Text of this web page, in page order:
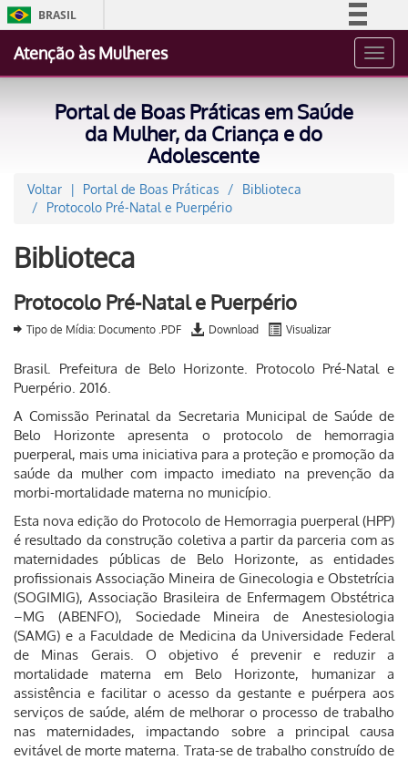
BRASIL
Acesso à informação
Atenção às Mulheres
Portal de Boas Práticas em Saúde
da Mulher, da Criança e do
Adolescente
Voltar Portal de Boas Práticas
Biblioteca
Protocolo Pré-Natal e Puerpério
Biblioteca
Protocolo Pré-Natal e Puerpério
Tipo de Mídia: Documento .PDF Download Visualizar
Brasil. Prefeitura de Belo Horizonte. Protocolo Pré-Natal e
Puerpério. 2016.
A Comissão Perinatal da Secretaria Municipal de Saúde de
Belo Horizonte apresenta o protocolo de hemorragia
puerperal, mais uma iniciativa para a proteção e promoção da
saúde da mulher com impacto imediato na prevenção da
morbi-mortalidade materna no município.
Esta nova edição do Protocolo de Hemorragia puerperal (HPP)
é resultado da construção coletiva a partir da parceria com as
maternidades públicas de Belo Horizonte, as entidades
profissionais Associação Mineira de Ginecologia e Obstetrícia
(SOGIMIG), Associação Brasileira de Enfermagem Obstétrica
–MG (ABENFO), Sociedade Mineira de Anestesiologia
(SAMG) e a Faculdade de Medicina da Universidade Federal
de Minas Gerais. O objetivo é prevenir e reduzir a
mortalidade materna em Belo Horizonte, humanizar a
assistência e facilitar o acesso da gestante e puérpera aos
serviços de saúde, além de melhorar o processo de trabalho
nas maternidades, impactando sobre a principal causa
evitável de morte materna. Trata-se de trabalho construído de